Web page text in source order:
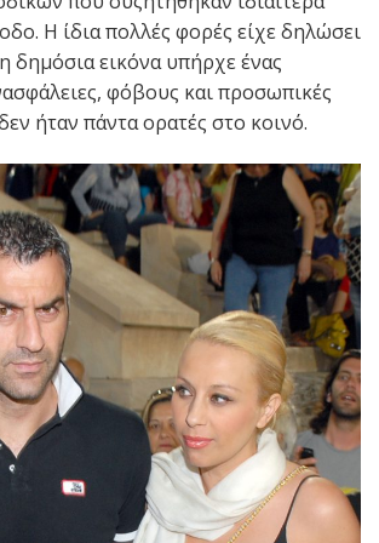
Η ίδια πολλές φορές είχε δηλώσει
δημόσια εικόνα υπήρχε ένας
φόβους και προσωπικές
ήταν πάντα ορατές στο κοινό.